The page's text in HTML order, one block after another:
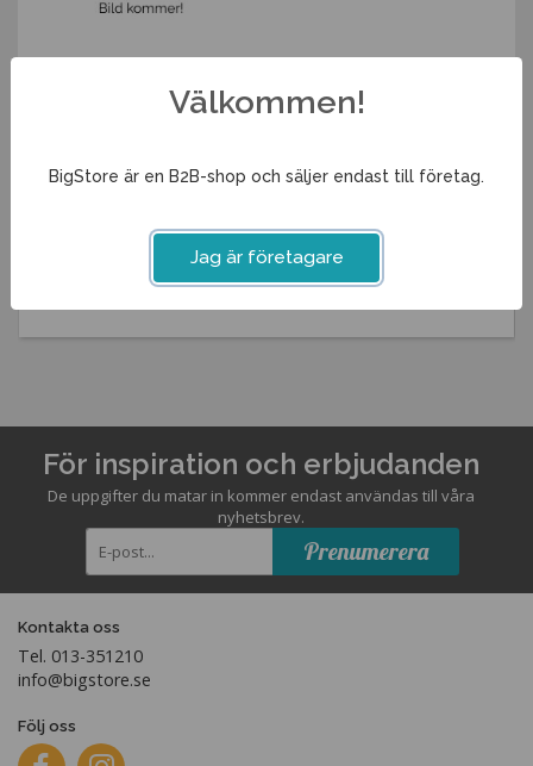
4,5kW
Köp
För inspiration och erbjudanden
De uppgifter du matar in kommer endast användas till våra
nyhetsbrev.
Prenumerera
Kontakta oss
Tel. 013-351210
info@bigstore.se
Följ oss
Välkommen!
BigStore är en B2B-shop och säljer endast till företag.
Jag är företagare